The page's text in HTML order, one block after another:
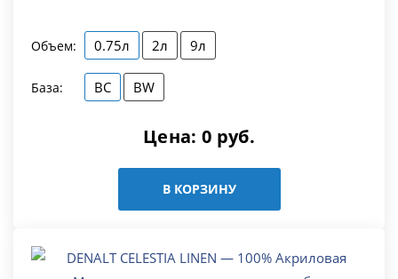
Объем: 0.75л 2л 9л
База: BC BW
Цена: 0 руб.
В КОРЗИНУ